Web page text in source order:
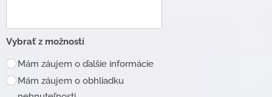
Vybrať z možností
Mám záujem o ďalšie informácie
Mám záujem o obhliadku